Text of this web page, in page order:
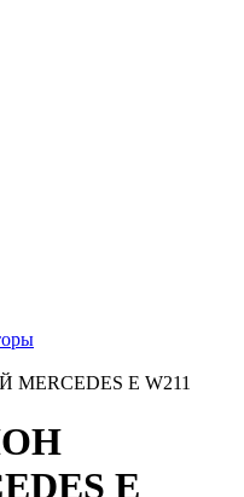
E W211
E